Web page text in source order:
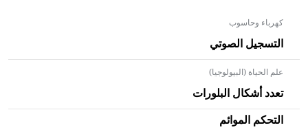
كهرباء وحاسوب
التسجيل الصوتي
علم الحياة (البيولوجيا)
تعدد أشكال البلورات
التحكم الموائم